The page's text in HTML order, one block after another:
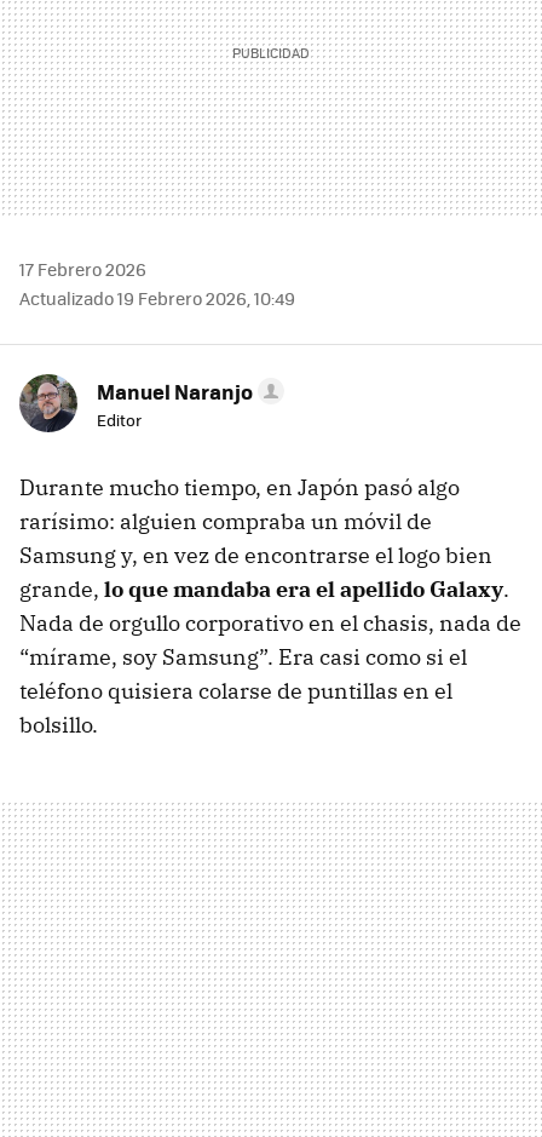
17 Febrero 2026
Actualizado 19 Febrero 2026, 10:49
Manuel Naranjo
Editor
Durante mucho tiempo, en Japón pasó algo
rarísimo: alguien compraba un móvil de
Samsung y, en vez de encontrarse el logo bien
grande, lo que mandaba era el apellido Galaxy.
Nada de orgullo corporativo en el chasis, nada de
“mírame, soy Samsung”. Era casi como si el
teléfono quisiera colarse de puntillas en el
bolsillo.